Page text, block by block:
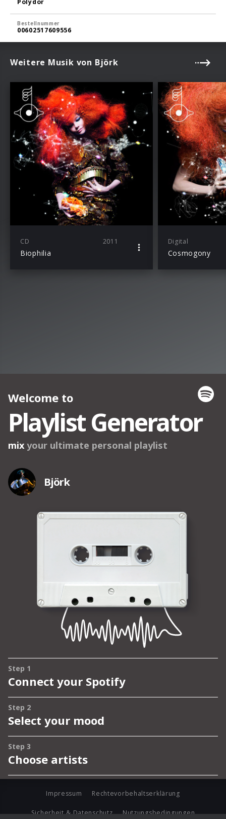
Polydor
Bestellnummer
00602517609556
Weitere Musik von Björk
CD 2011
Biophilia
Digital
Cosmogony
Impressum Rechtevorbehaltserklärung
Sicherheit & Datenschutz Nutzungsbedingungen